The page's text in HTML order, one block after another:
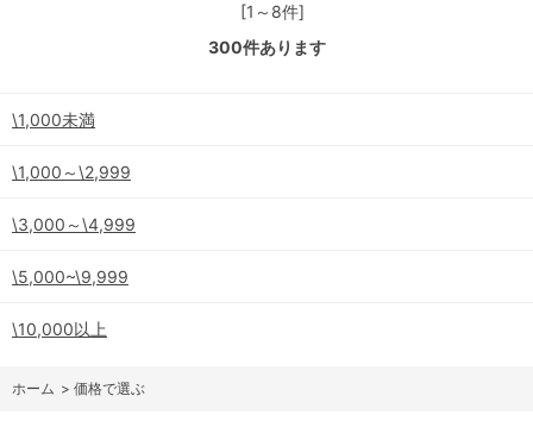
[1～8件]
300件あります
\1,000未満
\1,000～\2,999
\3,000～\4,999
\5,000~\9,999
\10,000以上
ホーム > 価格で選ぶ